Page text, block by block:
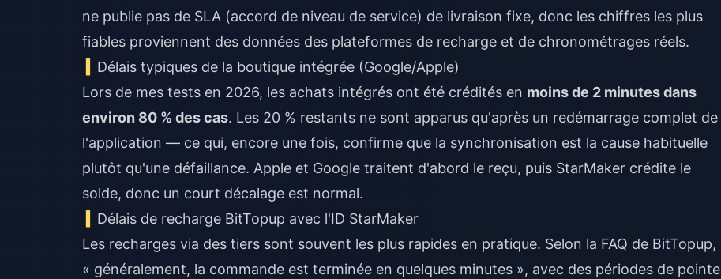
ne publie pas de SLA (accord de niveau de service) de livraison fixe, donc les chiffres les plus
fiables proviennent des données des plateformes de recharge et de chronométrages réels.
Délais typiques de la boutique intégrée (Google/Apple)
Lors de mes tests en 2026, les achats intégrés ont été crédités en moins de 2 minutes dans
environ 80 % des cas. Les 20 % restants ne sont apparus qu'après un redémarrage complet de
l'application — ce qui, encore une fois, confirme que la synchronisation est la cause habituelle
plutôt qu'une défaillance. Apple et Google traitent d'abord le reçu, puis StarMaker crédite le
solde, donc un court décalage est normal.
Délais de recharge BitTopup avec l'ID StarMaker
Les recharges via des tiers sont souvent les plus rapides en pratique. Selon la FAQ de BitTopup,
« généralement, la commande est terminée en quelques minutes », avec des périodes de pointe